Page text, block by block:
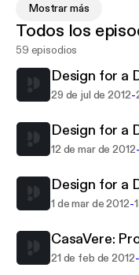
sustainable)
dreams of clients/
eco-friendly
textiles, floor
life...not just your
plethora of all
Mostrar más
Todos los
59 episodios
Design for a
29 de jul de 2012-
Design for a
12 de mar de 2012-
Design for a
1 de mar de 2012-
CasaVere:
21 de feb de 2012-